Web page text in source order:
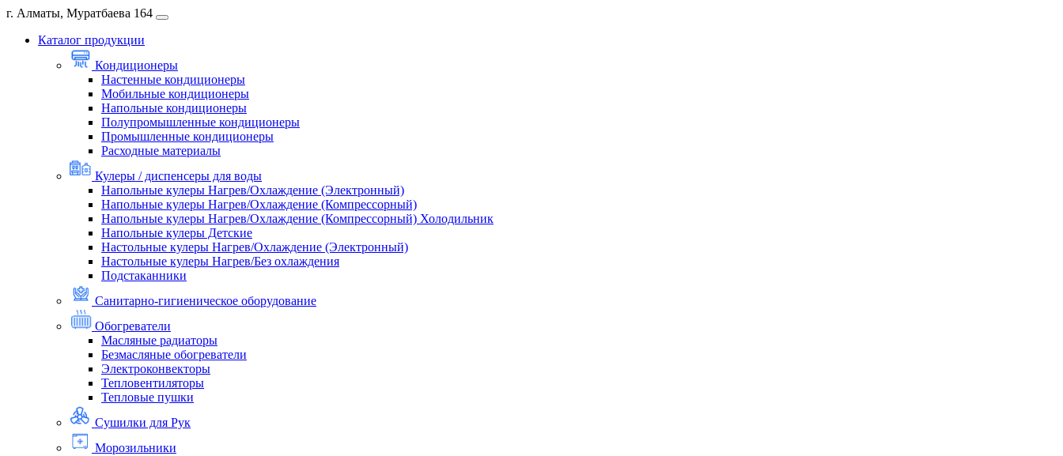
г. Алматы, Муратбаева 164
Каталог продукции
Кондиционеры
Настенные кондиционеры
Мобильные кондиционеры
Напольные кондиционеры
Полупромышленные кондиционеры
Промышленные кондиционеры
Расходные материалы
Кулеры / диспенсеры для воды
Напольные кулеры Нагрев/Охлаждение (Электронный)
Напольные кулеры Нагрев/Охлаждение (Компрессорный)
Напольные кулеры Нагрев/Охлаждение (Компрессорный) Холодильник
Напольные кулеры Детские
Настольные кулеры Нагрев/Охлаждение (Электронный)
Настольные кулеры Нагрев/Без охлаждения
Подстаканники
Санитарно-гигиеническое оборудование
Обогреватели
Масляные радиаторы
Безмасляные обогреватели
Электроконвекторы
Тепловентиляторы
Тепловые пушки
Сушилки для Рук
Морозильники